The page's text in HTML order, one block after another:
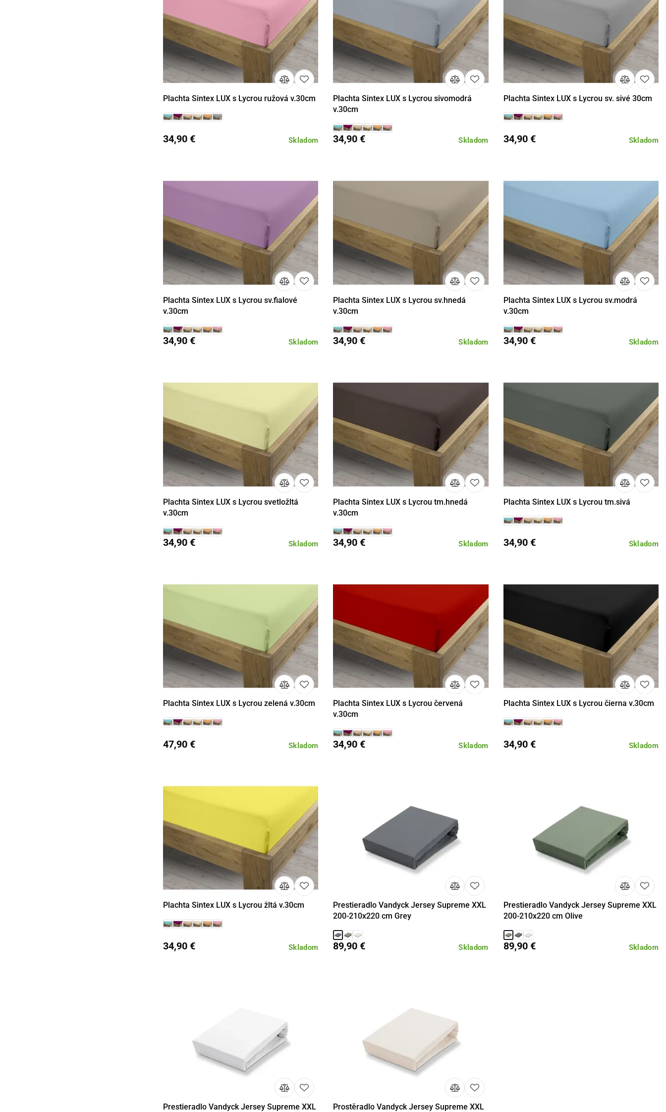
Detail
Plachta Sintex LUX s Lycrou ružová v.30cm
Skladom
34,90 €
Detail
Plachta Sintex LUX s Lycrou sivomodrá
v.30cm
Skladom
34,90 €
Detail
Plachta Sintex LUX s Lycrou sv. sivé 30cm
Skladom
34,90 €
Detail
Plachta Sintex LUX s Lycrou sv.fialové
v.30cm
Skladom
34,90 €
Detail
Plachta Sintex LUX s Lycrou sv.hnedá
v.30cm
Skladom
34,90 €
Detail
Plachta Sintex LUX s Lycrou sv.modrá
v.30cm
Skladom
34,90 €
Detail
Plachta Sintex LUX s Lycrou svetložltá
v.30cm
Skladom
34,90 €
Detail
Plachta Sintex LUX s Lycrou tm.hnedá
v.30cm
Skladom
34,90 €
Detail
Plachta Sintex LUX s Lycrou tm.sivá
Skladom
34,90 €
Detail
Plachta Sintex LUX s Lycrou zelená v.30cm
Skladom
47,90 €
Detail
Plachta Sintex LUX s Lycrou červená
v.30cm
Skladom
34,90 €
Detail
Plachta Sintex LUX s Lycrou čierna v.30cm
Skladom
34,90 €
Detail
Plachta Sintex LUX s Lycrou žltá v.30cm
Skladom
34,90 €
Detail Do košíka
Prestieradlo Vandyck Jersey Supreme XXL
200-210x220 cm Grey
Skladom
89,90 €
Detail Do košíka
Prestieradlo Vandyck Jersey Supreme XXL
200-210x220 cm Olive
Skladom
89,90 €
Prestieradlo Vandyck Jersey Supreme XXL Prostěradlo Vandyck Jersey Supreme XXL